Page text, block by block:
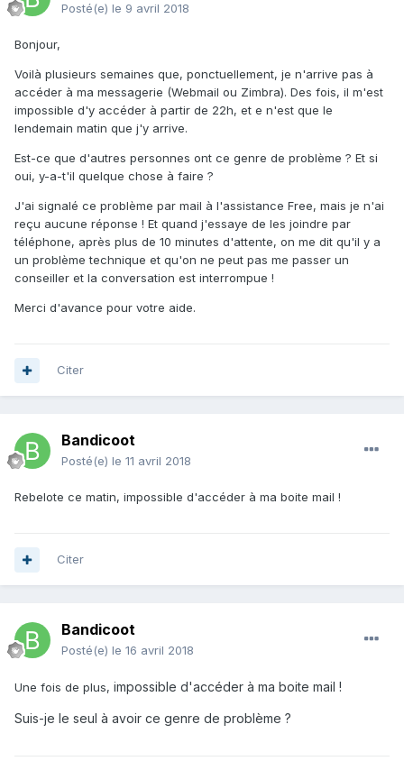
Posté(e) le 9 avril 2018
Bonjour,
Voilà plusieurs semaines que, ponctuellement, je n'arrive pas à
accéder à ma messagerie (Webmail ou Zimbra). Des fois, il m'est
impossible d'y accéder à partir de 22h, et e n'est que le
lendemain matin que j'y arrive.
Est-ce que d'autres personnes ont ce genre de problème ? Et si
oui, y-a-t'il quelque chose à faire ?
J'ai signalé ce problème par mail à l'assistance Free, mais je n'ai
reçu aucune réponse ! Et quand j'essaye de les joindre par
téléphone, après plus de 10 minutes d'attente, on me dit qu'il y a
un problème technique et qu'on ne peut pas me passer un
conseiller et la conversation est interrompue !
Merci d'avance pour votre aide.
Citer
Bandicoot
Posté(e) le 11 avril 2018
Rebelote ce matin, impossible d'accéder à ma boite mail !
Citer
Bandicoot
Posté(e) le 16 avril 2018
Une fois de plus, impossible d'accéder à ma boite mail !
Suis-je le seul à avoir ce genre de problème ?